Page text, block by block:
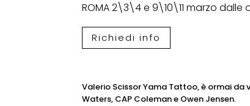
ROMA 2\3\4 e 9\10\11 marzo dalle
Richiedi info
Valerio Scissor Yama Tattoo, è ormai
Waters, CAP Coleman e Owen Jensen.